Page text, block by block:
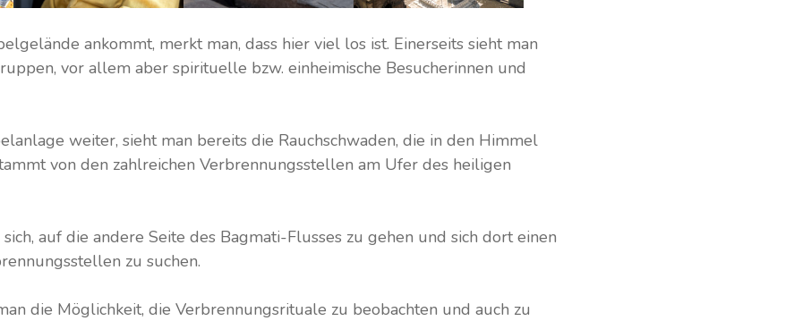
ankommt, merkt man, dass hier viel los ist. Einerseits sieht man
vor allem aber spirituelle bzw. einheimische Besucherinnen und
weiter, sieht man bereits die Rauchschwaden, die in den Himmel
von den zahlreichen Verbrennungsstellen am Ufer des heiligen
auf die andere Seite des Bagmati-Flusses zu gehen und sich dort einen
zu suchen.
die Möglichkeit, die Verbrennungsrituale zu beobachten und auch zu